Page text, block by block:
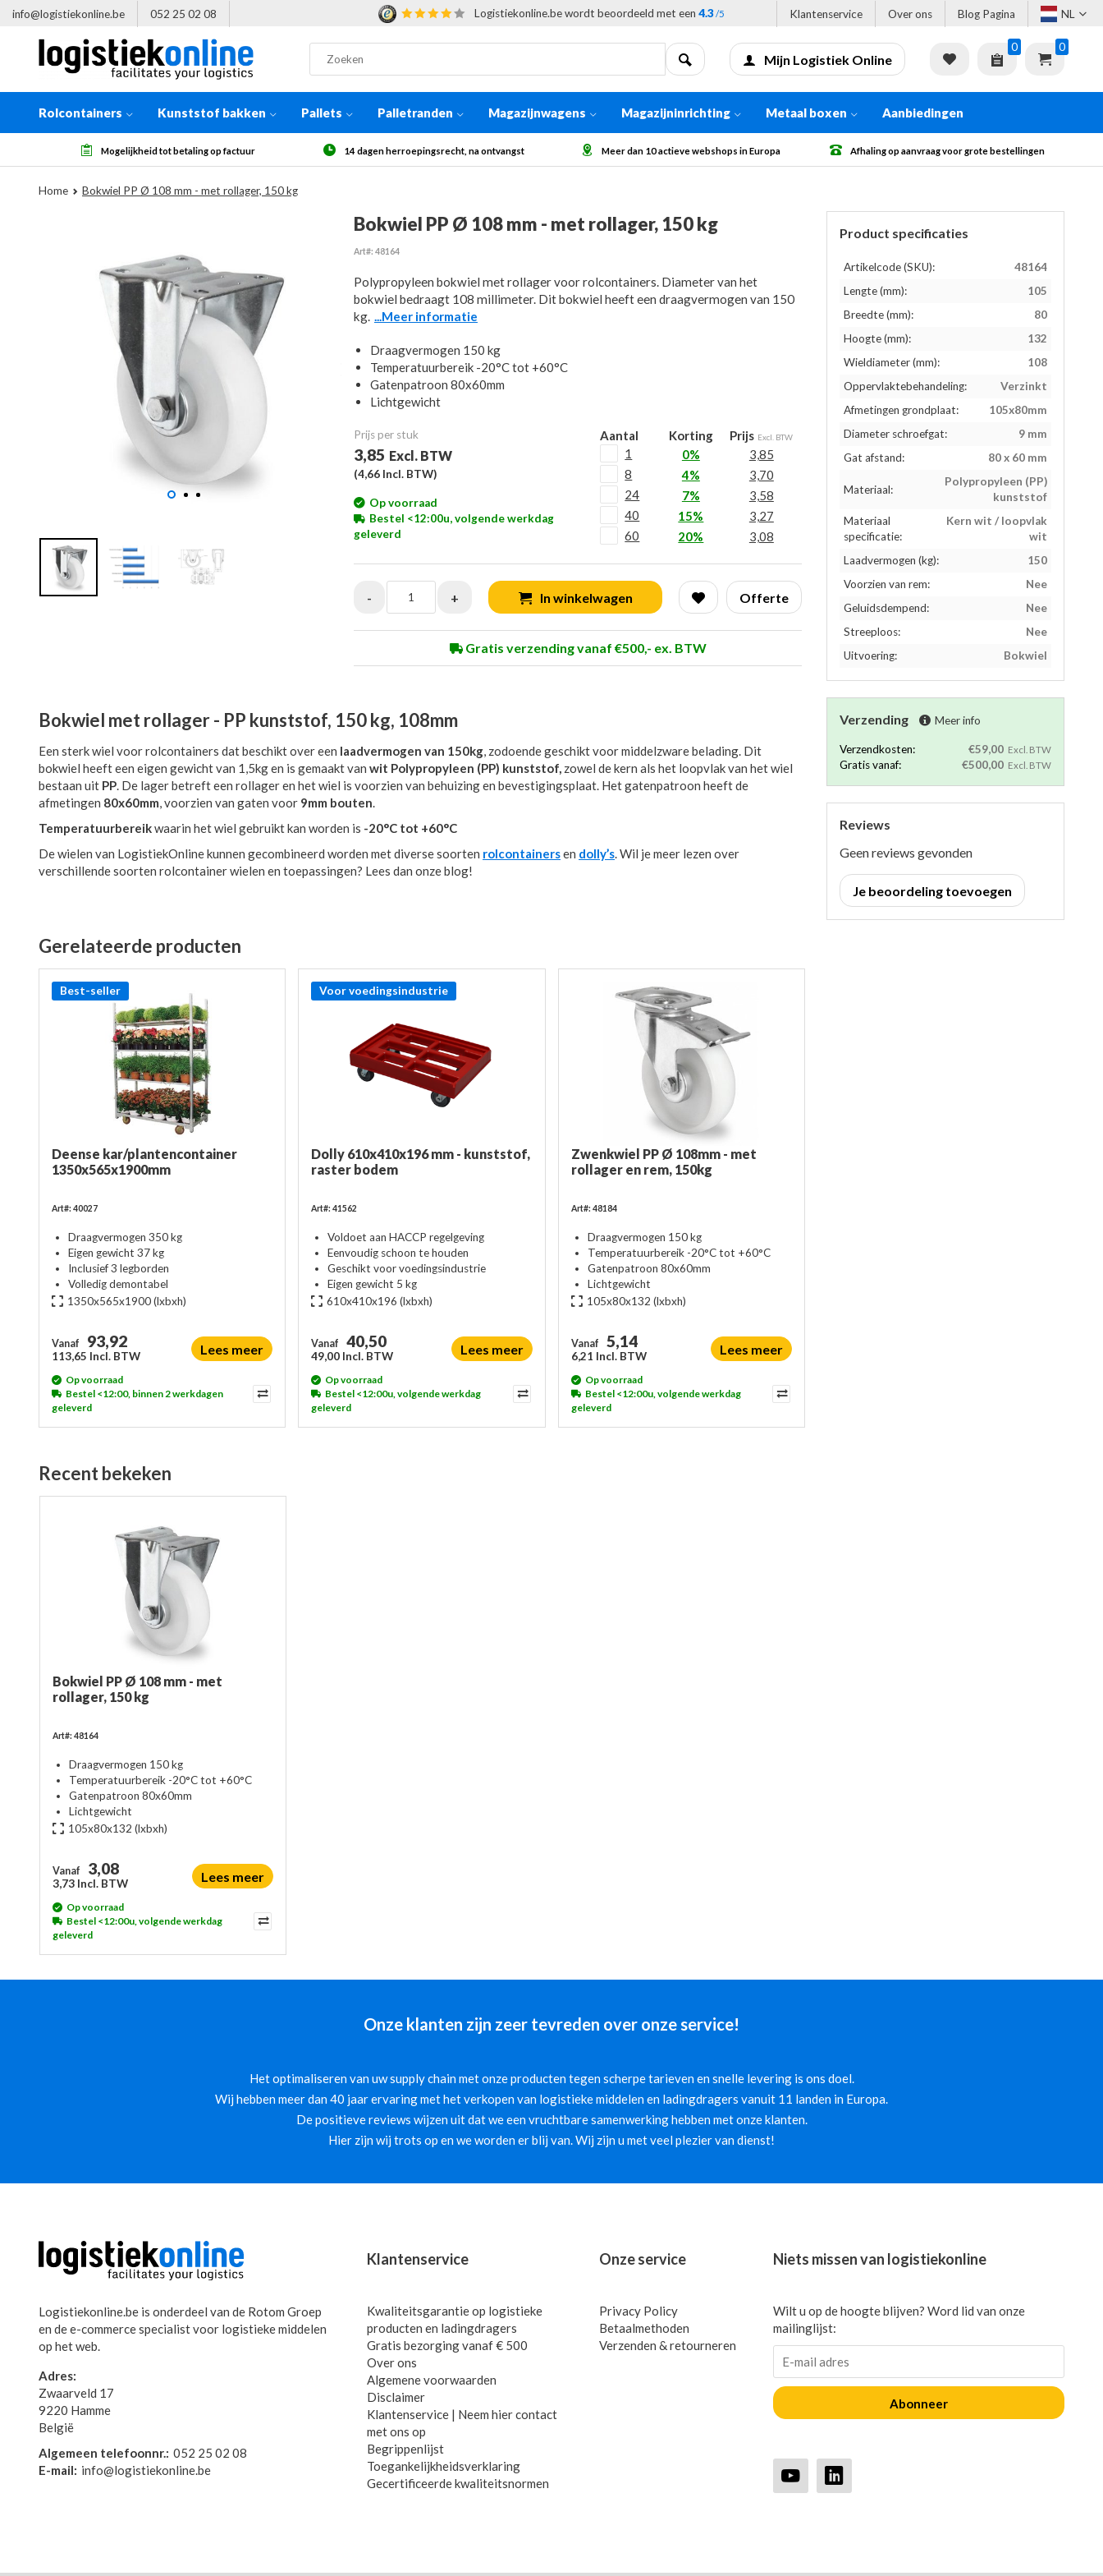
info@logistiekonline.be 052 25 02 08 Logistiekonline.be wordt beoordeeld met een 4.3/5 Klantenservice Over ons Blog Pagina NL
Mijn Logistiek Online
0 0
Rolcontainers Kunststof bakken Pallets Palletranden Magazijnwagens Magazijninrichting Metaal boxen Aanbiedingen
14 dagen herroepingsrecht, na ontvangst Meer dan 10 actieve webshops in Europa Afhaling op aanvraag voor grote bestellingen Gratis verzending vanaf € 500 excl.
Home Bokwiel PP Ø 108 mm - met rollager, 150 kg
Bokwiel PP Ø 108 mm - met rollager, 150 kg
Art#: 48164
Polypropyleen bokwiel met rollager voor rolcontainers. Diameter van het
bokwiel bedraagt 108 millimeter. Dit bokwiel heeft een draagvermogen van 150
kg. ...Meer informatie
Draagvermogen 150 kg
Temperatuurbereik -20°C tot +60°C
Gatenpatroon 80x60mm
Lichtgewicht
Prijs per stuk
3,85 Excl. BTW
(4,66 Incl. BTW)
Op voorraad
Bestel <12:00u, volgende werkdag
geleverd
Aantal Korting Prijs Excl. BTW
1 0%
3,85
8
4%
3,70
24
7%
3,58
40
15%
3,27
60
20% 3,08
- + In winkelwagen Offerte
Gratis verzending vanaf €500,- ex. BTW
Bokwiel met rollager - PP kunststof, 150 kg, 108mm
Een sterk wiel voor rolcontainers dat beschikt over een laadvermogen van 150kg, zodoende geschikt voor middelzware belading. Dit
bokwiel heeft een eigen gewicht van 1,5kg en is gemaakt van wit Polypropyleen (PP) kunststof, zowel de kern als het loopvlak van het wiel
bestaan uit PP. De lager betreft een rollager en het wiel is voorzien van behuizing en bevestigingsplaat. Het gatenpatroon heeft de
afmetingen 80x60mm, voorzien van gaten voor 9mm bouten.
Temperatuurbereikwaarin het wiel gebruikt kan worden is -20°C tot +60°C
De wielen van LogistiekOnline kunnen gecombineerd worden met diverse soorten rolcontainersen dolly’s. Wil je meer lezen over
verschillende soorten rolcontainer wielen en toepassingen? Lees dan onze blog!
Product specificaties
Artikelcode (SKU):
48164
Lengte (mm):
105
Breedte (mm):
80
Hoogte (mm):
132
Wieldiameter (mm):
108
Oppervlaktebehandeling:
Verzinkt
Afmetingen grondplaat:
105x80mm
Diameter schroefgat:
9 mm
Gat afstand:
80 x 60 mm
Materiaal:
Polypropyleen (PP)
kunststof
Materiaal
specificatie:
Kern wit / loopvlak
wit
Laadvermogen (kg):
150
Voorzien van rem:
Nee
Geluidsdempend:
Nee
Streeploos:
Nee
Uitvoering:
Bokwiel
Verzending Meer info
Verzendkosten: €59,00 Excl. BTW
Gratis vanaf: €500,00 Excl. BTW
Reviews
Geen reviews gevonden
Je beoordeling toevoegen
Gerelateerde producten
Best-seller
Deense kar/plantencontainer
1350x565x1900mm
Art#: 40027
Draagvermogen 350 kg
Eigen gewicht 37 kg
Inclusief 3 legborden
Volledig demontabel
1350x565x1900(lxbxh)
Vanaf 93,92
113,65 Incl. BTW Lees meer
Op voorraad
Bestel <12:00, binnen 2 werkdagen
geleverd
Voor voedingsindustrie
Dolly 610x410x196 mm - kunststof,
raster bodem
Art#: 41562
Voldoet aan HACCP regelgeving
Eenvoudig schoon te houden
Geschikt voor voedingsindustrie
Eigen gewicht 5 kg
610x410x196 (lxbxh)
Vanaf 40,50
49,00 Incl. BTW Lees meer
Op voorraad
Bestel <12:00u, volgende werkdag
geleverd
Zwenkwiel PP Ø 108mm - met
rollager en rem, 150kg
Art#: 48184
Draagvermogen 150 kg
Temperatuurbereik -20°C tot +60°C
Gatenpatroon 80x60mm
Lichtgewicht
105x80x132 (lxbxh)
Vanaf 5,14
6,21 Incl. BTW Lees meer
Op voorraad
Bestel <12:00u, volgende werkdag
geleverd
Recent bekeken
Bokwiel PP Ø 108 mm - met
rollager, 150 kg
Art#: 48164
Draagvermogen 150 kg
Temperatuurbereik -20°C tot +60°C
Gatenpatroon 80x60mm
Lichtgewicht
105x80x132 (lxbxh)
Vanaf 3,08
3,73 Incl. BTW Lees meer
Op voorraad
Bestel <12:00u, volgende werkdag
geleverd
Onze klanten zijn zeer tevreden over onze service!
Het optimaliseren van uw supply chain met onze producten tegen scherpe tarieven en snelle levering is ons doel.
Wij hebben meer dan 40 jaar ervaring met het verkopen van logistieke middelen en ladingdragers vanuit 11 landen in Europa.
De positieve reviews wijzen uit dat we een vruchtbare samenwerking hebben met onze klanten.
Hier zijn wij trots op en we worden er blij van. Wij zijn u met veel plezier van dienst!
Logistiekonline.be is onderdeel van de Rotom Groep
en de e-commerce specialist voor logistieke middelen
op het web.
Adres:
Zwaarveld 17
9220 Hamme
België
Algemeen telefoonnr.: 052 25 02 08
E-mail: info@logistiekonline.be
Klantenservice
Kwaliteitsgarantie op logistieke
producten en ladingdragers
Gratis bezorging vanaf € 500
Over ons
Algemene voorwaarden
Disclaimer
Klantenservice | Neem hier contact
met ons op
Begrippenlijst
Toegankelijkheidsverklaring
Gecertificeerde kwaliteitsnormen
Onze service
Privacy Policy
Betaalmethoden
Verzenden & retourneren
Niets missen van logistiekonline
Wilt u op de hoogte blijven? Word lid van onze
mailinglijst:
Abonneer